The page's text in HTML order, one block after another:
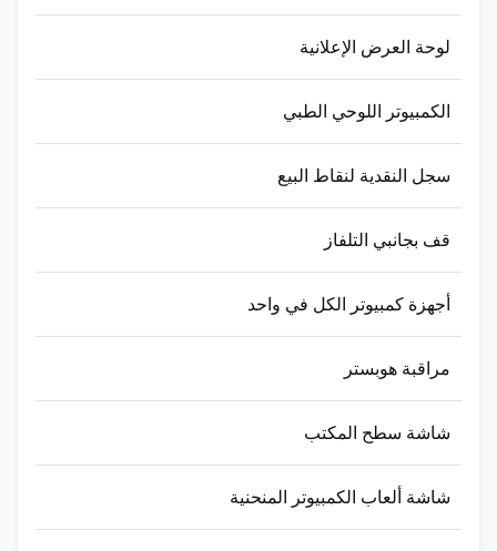
لوحة العرض الإعلانية
الكمبيوتر اللوحي الطبي
سجل النقدية لنقاط البيع
قف بجانبي التلفاز
أجهزة كمبيوتر الكل في واحد
مراقبة هوبستر
شاشة سطح المكتب
شاشة ألعاب الكمبيوتر المنحنية